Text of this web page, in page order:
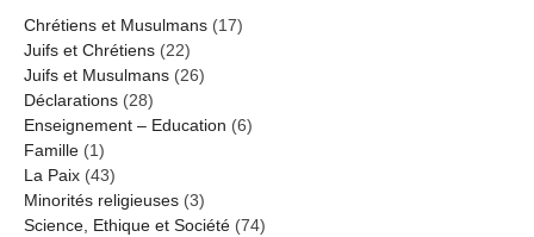
Chrétiens et Musulmans (17)
Juifs et Chrétiens (22)
Juifs et Musulmans (26)
Déclarations (28)
Enseignement – Education (6)
Famille (1)
La Paix (43)
Minorités religieuses (3)
Science, Ethique et Société (74)